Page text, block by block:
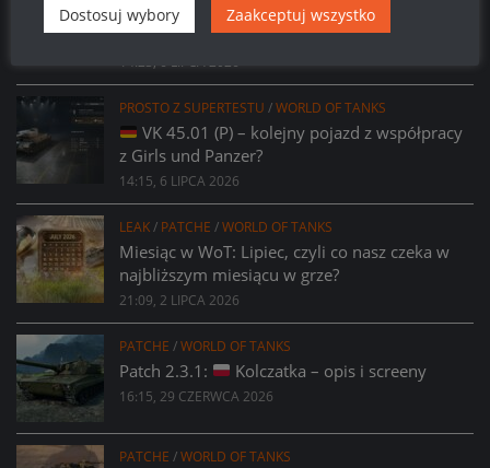
Prsoto z Supertestu: Zmiany parametrów
AMX 29 Bélier
14:23, 6 LIPCA 2026
PROSTO Z SUPERTESTU /WORLD OF TANKS
VK 45.01 (P) – kolejny pojazd z współpracy
z Girls und Panzer?
14:15, 6 LIPCA 2026
LEAK/ PATCHE /WORLD OF TANKS
Miesiąc w WoT: Lipiec, czyli co nasz czeka w
najbliższym miesiącu w grze?
21:09, 2 LIPCA 2026
PATCHE /WORLD OF TANKS
Patch 2.3.1: Kolczatka – opis i screeny
16:15, 29 CZERWCA 2026
PATCHE /WORLD OF TANKS
Dostosuj wybory Zaakceptuj wszystko